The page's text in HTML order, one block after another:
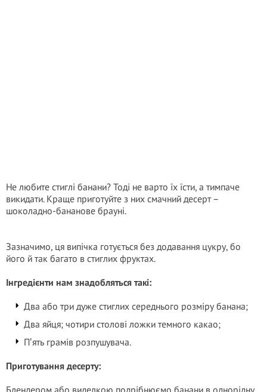
Не любите стиглі банани? Тоді не варто їх їсти, а тимпаче
викидати. Краще приготуйте з них смачний десерт –
шоколадно-бананове брауні.
Зазначимо, ця випічка готується без додавання цукру, бо
його й так багато в стиглих фруктах.
Інгредієнти нам знадобляться такі:
Два або три дуже стиглих середнього розміру банана;
Два яйця; чотири столові ложки темного какао;
Пʼять грамів розпушувача.
Приготування десерту:
Блендером або виделкою подрібнюємо банани в однорідну